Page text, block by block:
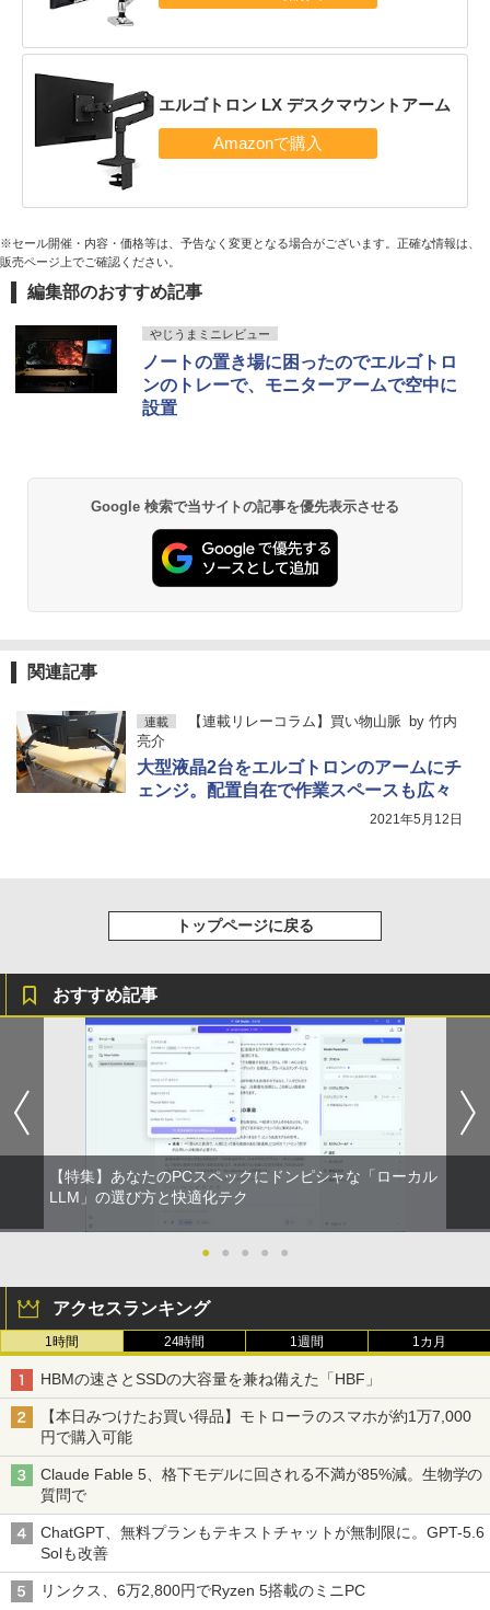
エルゴトロン LX デスクマウントアーム
※セール開催・内容・価格等は、予告なく変更となる場合がございます。正確な情報は、
販売ページ上でご確認ください。
編集部のおすすめ記事
やじうまミニレビュー
ノートの置き場に困ったのでエルゴトロ
ンのトレーで、モニターアームで空中に
設置
Google 検索で当サイトの記事を優先表示させる
関連記事
連載 【連載リレーコラム】買い物山脈 by 竹内
亮介
大型液晶2台をエルゴトロンのアームにチ
ェンジ。配置自在で作業スペースも広々
2021年5月12日
トップページに戻る
おすすめ記事
【特集】あなたのPCスペックにドンピシャな「ローカル
LLM」の選び方と快適化テク
● ● ● ● ●
アクセスランキング
1時間 24時間 1週間 1カ月
HBMの速さとSSDの大容量を兼ね備えた「HBF」
【本日みつけたお買い得品】モトローラのスマホが約1万7,000
円で購入可能
Claude Fable 5、格下モデルに回される不満が85%減。生物学の
質問で
ChatGPT、無料プランもテキストチャットが無制限に。GPT-5.6
Solも改善
リンクス、6万2,800円でRyzen 5搭載のミニPC